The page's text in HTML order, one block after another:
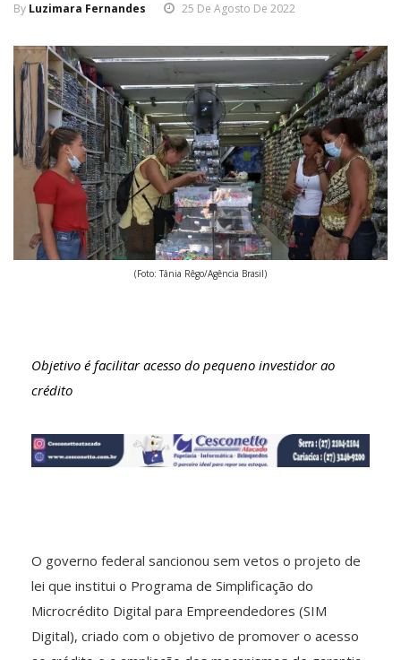
By Luzimara Fernandes 25 De Agosto De 2022
(Foto: Tânia Rêgo/Agência Brasil)
Objetivo é facilitar acesso do pequeno investidor ao
crédito
O governo federal sancionou sem vetos o projeto de
lei que institui o Programa de Simplificação do
Microcrédito Digital para Empreendedores (SIM
Digital), criado com o objetivo de promover o acesso